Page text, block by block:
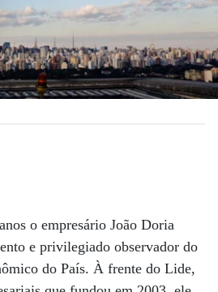
o empresário João Doria
e privilegiado observador do
do País. À frente do Lide,